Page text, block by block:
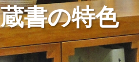
蔵書の特色